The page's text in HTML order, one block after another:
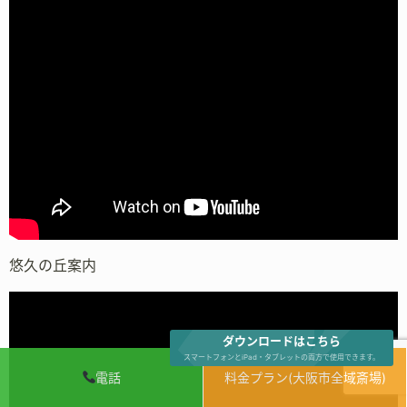
電話 料金プラン(大阪市全域斎場)
悠久の丘案内
ダウンロードはこちら
スマートフォンとiPad・タブレットの両方で使用できます。